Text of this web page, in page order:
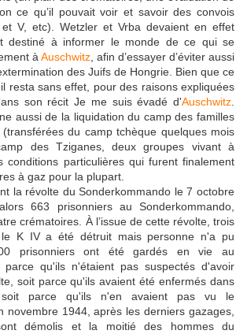
ce qu’il pouvait voir et savoir des convois
V, etc). Wetzler et Vrba devaient en effet
destiné à informer le monde de ce qui se
à Auschwitz , afin d’essayer d’éviter aussi
des Juifs de Hongrie. Bien que ce
resta sans effet, pour des raisons expliquées
son récit Je me suis évadé d'Auschwitz
aussi de la liquidation du camp des familles
du camp tchèque quelques mois
des Tziganes, deux groupes vivant à
conditions particulières qui furent finalement
à gaz pour la plupart.
la révolte du Sonderkommando le 7 octobre
663 prisonniers au Sonderkommando,
crématoires. À l’issue de cette révolte, trois
K IV a été détruit mais personne n'a pu
prisonniers ont été gardés en vie au
parce qu'ils n'étaient pas suspectés d'avoir
soit parce qu'ils avaient été enfermés dans
soit parce qu'ils n'en avaient pas vu le
novembre 1944, après les derniers gazages,
démolis et la moitié des hommes du